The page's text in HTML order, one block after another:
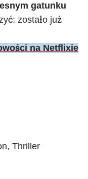
gatunku
zostało już
na Netflixie
Thriller